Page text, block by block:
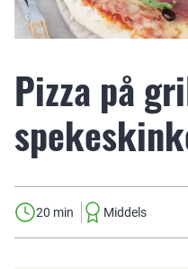
Pizza på
20 min Middels